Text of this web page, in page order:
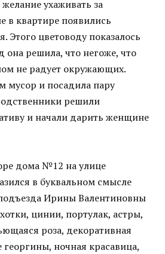
желание ухаживать за
в квартире появились
Этого цветоводу показалось
она решила, что негоже, что
не радует окружающих.
мусор и посадила пару
решили
и начали дарить женщине
дома №12 на улице
в буквальном смысле
Ирины Валентиновны
цинии, портулак, астры,
роза, декоративная
ночная красавица,